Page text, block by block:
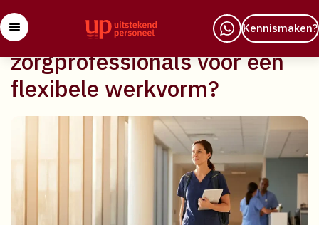
Kennismaken?
29 april 2026
Waarom kiezen steeds meer
zorgprofessionals voor een
flexibele werkvorm?